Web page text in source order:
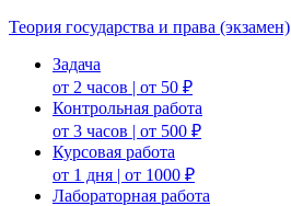
Теория государства и права (экзамен)
Задача
от 2 часов | от 50 ₽
Контрольная работа
от 3 часов | от 500 ₽
Курсовая работа
от 1 дня | от 1000 ₽
Лабораторная работа